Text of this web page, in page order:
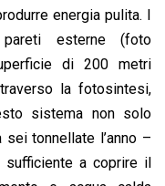
energia pulita. I
esterne (foto
di 200 metri
la fotosintesi,
sistema non solo
tonnellate l’anno –
sufficiente a coprire il